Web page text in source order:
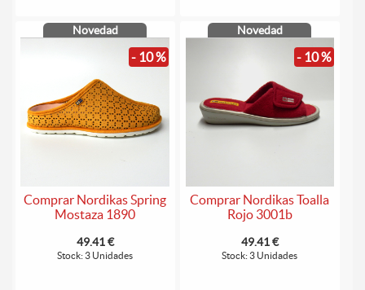
Novedad
- 10 %
Comprar Nordikas Spring
Mostaza 1890
49.41 €
Stock: 3 Unidades
Novedad
- 10 %
Comprar Nordikas Toalla
Rojo 3001b
49.41 €
Stock: 3 Unidades